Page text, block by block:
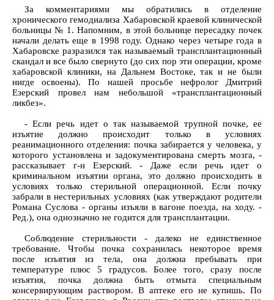
За комментариями мы обратились в отделение
хронического гемодиализа Хабаровской краевой клинической
больницы № 1. Напомним, в этой больнице пересадку почек
начали делать еще в 1998 году. Однако через четыре года в
Хабаровске разразился так называемый трансплантационный
скандал и все было свернуто (до сих пор эти операции, кроме
хабаровской клиники, на Дальнем Востоке, так и не были
нигде освоены). По нашей просьбе нефролог Дмитрий
Езерский провел нам небольшой «трансплантационный
ликбез».
- Если речь идет о так называемой трупной почке, ее
изъятие должно происходит только в условиях
реанимационного отделения: почка забирается у человека, у
которого установлена и задокументирована смерть мозга, -
рассказывает г-н Езерский. - Даже если речь идет о
криминальном изъятии органа, это должно происходить в
условиях только стерильной операционной. Если почку
забрали в нестерильных условиях (как утверждают родители
Романа Суслова - органы изъяли в вагоне поезда, на ходу. -
Ред.), она однозначно не годится для трансплантации.
Соблюдение стерильности - далеко не единственное
требование. Чтобы почка сохранилась некоторое время
после изъятия из тела, она должна пребывать при
температуре плюс 5 градусов. Более того, сразу после
изъятия, почка должна быть отмыта специальным
консервирующим раствором. В аптеке его не купишь. По